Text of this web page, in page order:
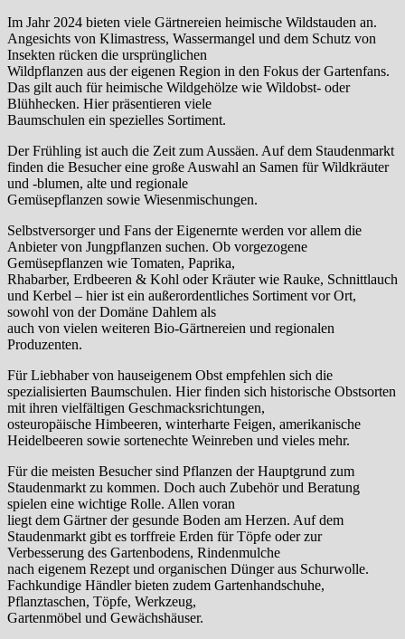
Im Jahr 2024 bieten viele Gärtnereien heimische Wildstauden an.
Angesichts von Klimastress, Wassermangel und dem Schutz von
Insekten rücken die ursprünglichen
Wildpflanzen aus der eigenen Region in den Fokus der Gartenfans.
Das gilt auch für heimische Wildgehölze wie Wildobst- oder
Blühhecken. Hier präsentieren viele
Baumschulen ein spezielles Sortiment.
Der Frühling ist auch die Zeit zum Aussäen. Auf dem Staudenmarkt
finden die Besucher eine große Auswahl an Samen für Wildkräuter
und -blumen, alte und regionale
Gemüsepflanzen sowie Wiesenmischungen.
Selbstversorger und Fans der Eigenernte werden vor allem die
Anbieter von Jungpflanzen suchen. Ob vorgezogene
Gemüsepflanzen wie Tomaten, Paprika,
Rhabarber, Erdbeeren & Kohl oder Kräuter wie Rauke, Schnittlauch
und Kerbel – hier ist ein außerordentliches Sortiment vor Ort,
sowohl von der Domäne Dahlem als
auch von vielen weiteren Bio-Gärtnereien und regionalen
Produzenten.
Für Liebhaber von hauseigenem Obst empfehlen sich die
spezialisierten Baumschulen. Hier finden sich historische Obstsorten
mit ihren vielfältigen Geschmacksrichtungen,
osteuropäische Himbeeren, winterharte Feigen, amerikanische
Heidelbeeren sowie sortenechte Weinreben und vieles mehr.
Für die meisten Besucher sind Pflanzen der Hauptgrund zum
Staudenmarkt zu kommen. Doch auch Zubehör und Beratung
spielen eine wichtige Rolle. Allen voran
liegt dem Gärtner der gesunde Boden am Herzen. Auf dem
Staudenmarkt gibt es torffreie Erden für Töpfe oder zur
Verbesserung des Gartenbodens, Rindenmulche
nach eigenem Rezept und organischen Dünger aus Schurwolle.
Fachkundige Händler bieten zudem Gartenhandschuhe,
Pflanztaschen, Töpfe, Werkzeug,
Gartenmöbel und Gewächshäuser.